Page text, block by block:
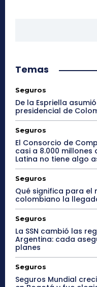
Temas
Seguros
De la Espriella
presidencial de
Seguros
El Consorcio de
casi a 8.000 millones
Latina no tiene algo
Seguros
Qué significa para
colombiano la
Seguros
La SSN cambió las
Argentina: cada
planes
Seguros
Seguros Mundial